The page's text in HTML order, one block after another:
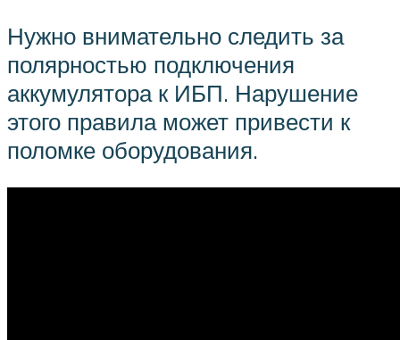
Нужно внимательно следить за
полярностью подключения
аккумулятора к ИБП. Нарушение
этого правила может привести к
поломке оборудования.